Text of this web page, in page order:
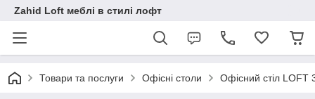
Zahid Loft меблі в стилі лофт
Товари та послуги Офісні столи Офісний стіл LOFT